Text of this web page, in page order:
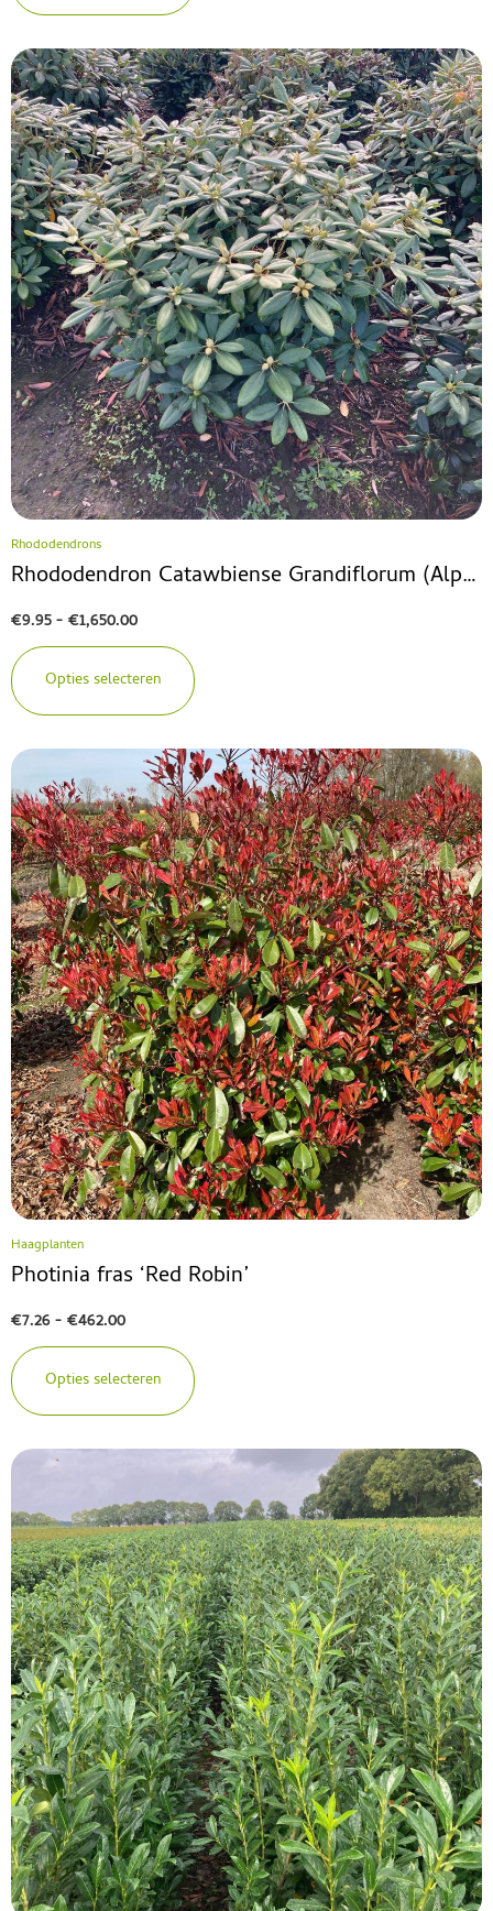
Rhododendrons
Rhododendron Catawbiense Grandiflorum (Alpenroos)
€9.95-€1,650.00
Opties selecteren
Haagplanten
Photinia fras ‘Red Robin’
€7.26-€462.00
Opties selecteren